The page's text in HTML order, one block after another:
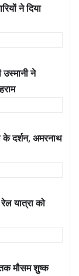
ने दिया
ने
के दर्शन, अमरनाथ
रेल यात्रा को
मौसम शुष्क